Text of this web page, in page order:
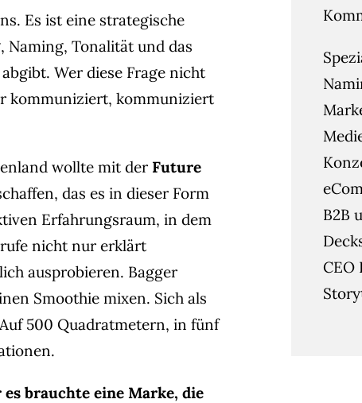
Es ist eine strategische
Naming, Tonalität und das
Wer diese Frage nicht
kommuniziert, kommuniziert
wollte mit der Future
das es in dieser Form
Erfahrungsraum, in dem
nicht nur erklärt
ausprobieren. Bagger
Smoothie mixen. Sich als
500 Quadratmetern, in fünf
brauchte eine Marke, die
B2B
CEO